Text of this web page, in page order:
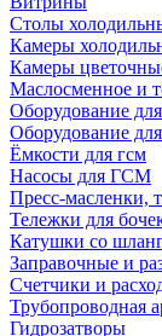
Столы
Камеры
Камеры
Маслосменное и
Оборудование
Оборудование
Ёмкости для гсм
Насосы для ГСМ
Пресс-масленки,
Тележки для
Катушки со
Заправочные и
Счетчики и
Трубопроводная
Гидрозатворы